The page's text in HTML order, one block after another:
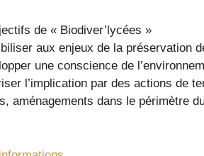
de « Biodiver’lycées »
aux enjeux de la préservation
une conscience de
l’implication par des actions de
aménagements dans le périmètre